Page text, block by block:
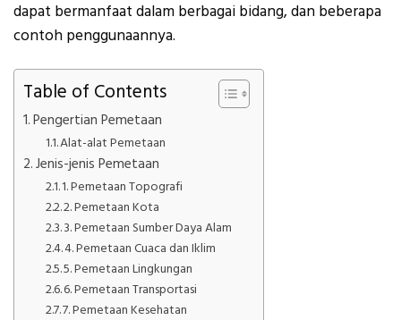
dapat bermanfaat dalam berbagai bidang, dan beberapa
contoh penggunaannya.
Table of Contents
Pengertian Pemetaan
Alat-alat Pemetaan
Jenis-jenis Pemetaan
1. Pemetaan Topografi
2. Pemetaan Kota
3. Pemetaan Sumber Daya Alam
4. Pemetaan Cuaca dan Iklim
5. Pemetaan Lingkungan
6. Pemetaan Transportasi
7. Pemetaan Kesehatan